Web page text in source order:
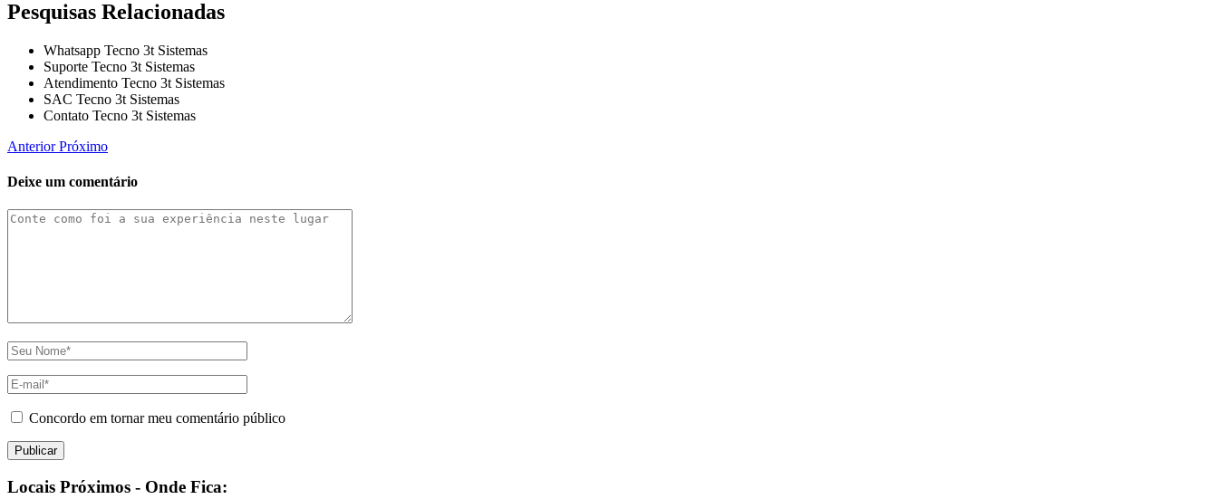
Pesquisas Relacionadas
Whatsapp Tecno 3t Sistemas
Suporte Tecno 3t Sistemas
Atendimento Tecno 3t Sistemas
SAC Tecno 3t Sistemas
Contato Tecno 3t Sistemas
AnteriorPróximo
Deixe um comentário
Concordo em tornar meu comentário público
Locais Próximos - Onde Fica: